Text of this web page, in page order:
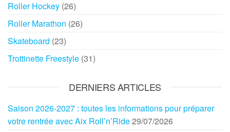
Roller Hockey (26)
Roller Marathon (26)
Skateboard (23)
Trottinette Freestyle (31)
DERNIERS ARTICLES
Saison 2026-2027 : toutes les informations pour préparer
votre rentrée avec Aix Roll’n’Ride29/07/2026